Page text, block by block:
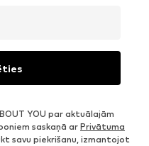
YOU par aktuālajām
saskaņā ar Privātuma
savu piekrišanu, izmantojot